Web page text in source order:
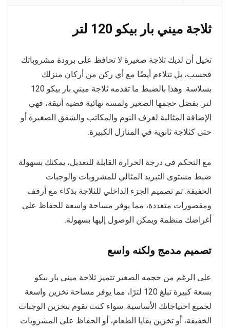
ثلاجة ميني بار بيكو 120 لتر
تخيل أن لديك ثلاجة صغيرة لا تحافظ على برودة مشروباتك
فحسب، بل تتلاءم أيضًا مع أي ركن من أركان منزلك
بسلاسة. وهذا بالضبط ما تقدمه ثلاجة ميني بار بيكو 120
لتر. بفضل حجمها الصغير ولمسة نهائية فضية أنيقة، فهي
الإضافة المثالية لغرف النوم والمكاتب والشقق الصغيرة أو
حتى كثلاجة ثانوية في المنازل الكبيرة.
مع التحكم في درجة الحرارة القابلة للتعديل، يمكنك بسهولة
ضبط مستوى التبريد المثالي للمشروبات والوجبات
الخفيفة. تم تصميم الجزء الداخلي للثلاجة بذكاء مع أرفف
ومقصورات متعددة، مما يوفر مساحة واسعة للحفاظ على
أغراضك منظمة ويمكن الوصول إليها بسهولة.
تصميم مدمج ولكنه واسع
على الرغم من حجمه الصغير تتميز ثلاجة ميني بار بيكو
بسعة كبيرة تبلغ 120 لترًا، مما يوفر مساحة تخزين واسعة
لجميع احتياجاتك الأساسية. سواء كنت تقوم بتخزين الوجبات
الخفيفة، أو تخزين بقايا الطعام، أو الحفاظ على المشروبات